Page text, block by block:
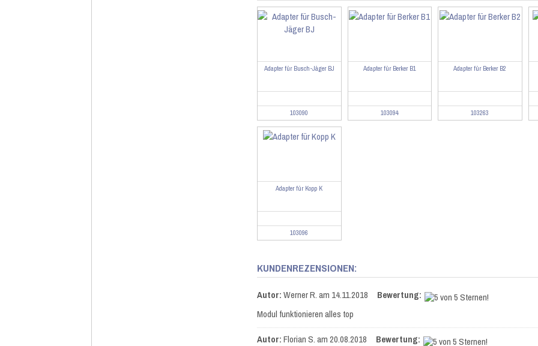
Adapter für Busch-Jäger BJ
103090
Adapter für Berker B1
103094
Adapter für Berker B2
103263
Adapter für Kopp K
103096
KUNDENREZENSIONEN:
Autor:Werner R.am 14.11.2018 Bewertung:
Modul funktionieren alles top
Autor:Florian S.am 20.08.2018 Bewertung: